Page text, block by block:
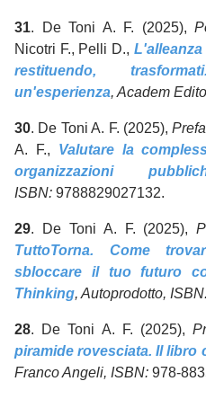
31. De Toni A. F. (2025),
Nicotri F., Pelli D., L'alleanza
restituendo,
un'esperienza, Academ
30. De Toni A. F. (2025),
A. F., Valutare la
organizzazioni
ISBN: 9788829027132.
29. De Toni A. F. (2025),
TuttoTorna. Come
sbloccare il tuo futuro
Thinking, Autoprodotto,
28. De Toni A. F. (2025),
piramide rovesciata. Il libro
Franco Angeli, ISBN: 978-